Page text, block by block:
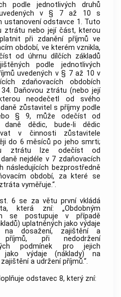
podle jednotlivých druhů
v § 7 až 10 s
ustanovení odstavce 1. Tuto
ztrátu nebo její část, kterou
při zdanění příjmů ve
období, ve kterém vznikla,
od úhrnu dílčích základů
podle jednotlivých
uvedených v § 7 až 10 v
zdaňovacích obdobích
Daňovou ztrátu (nebo její
neodečetl od svého
zůstavitel s příjmy podle
§ 9, může odečíst od
daně dědic, bude-li dědic
v činnosti zůstavitele
do 6 měsíců po jeho smrti;
ztrátu lze odečíst od
nejdéle v 7 zdaňovacích
následujících bezprostředně
období, za které se
vyměřuje.“.
6 se za větu první vkládá
která zní: „Obdobným
se postupuje v případě
uplatněných jako výdaje
na dosažení, zajištění a
příjmů, při nedodržení
podmínek pro jejich
jako výdaje (náklady) na
a udržení příjmů.“.
odstavec 8, který zní: